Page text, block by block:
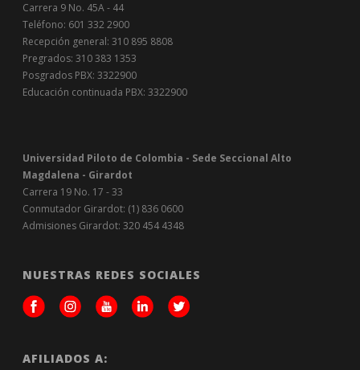
Carrera 9 No. 45A - 44
Teléfono: 601 332 2900
Recepción general: 310 895 8808
Pregrados: 310 383 1353
Posgrados PBX: 3322900
Educación continuada PBX: 3322900
Universidad Piloto de Colombia - Sede Seccional Alto
Magdalena - Girardot
Carrera 19 No. 17 - 33
Conmutador Girardot: (1) 836 0600
Admisiones Girardot: 320 454 4348
NUESTRAS REDES SOCIALES
AFILIADOS A: